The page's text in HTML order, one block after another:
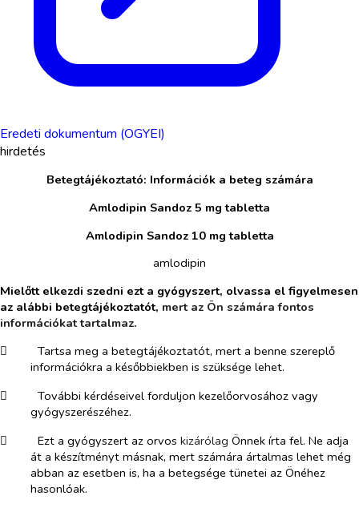
Eredeti dokumentum (OGYEI)
hirdetés
Betegtájékoztató: Információk a beteg számára
Amlodipin Sandoz 5 mg tabletta
Amlodipin Sandoz 10 mg tabletta
amlodipin
Mielőtt elkezdi szedni ezt a gyógyszert, olvassa el figyelmesen
az alábbi betegtájékoztatót, mert az Ön számára fontos
információkat tartalmaz.
​
Tartsa meg a betegtájékoztatót, mert a benne szereplő
információkra a későbbiekben is szüksége lehet.
​
További kérdéseivel forduljon kezelőorvosához vagy
gyógyszerészéhez.
​
Ezt a gyógyszert az orvos kizárólag Önnek írta fel. Ne adja
át a készítményt másnak, mert számára ártalmas lehet még
abban az esetben is, ha a betegsége tünetei az Önéhez
hasonlóak.